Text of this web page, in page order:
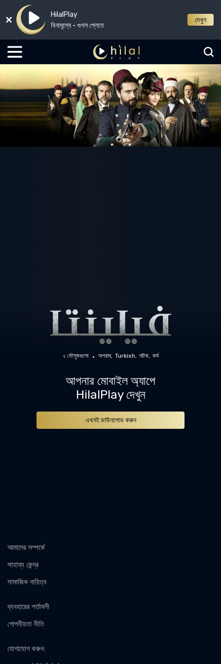
HilalPlay
বিনামূল্যে - গুগল প্লেতে
দেখুন
২ মৌসুমগুলো অপরাধ Turkish নাটক কর্ম
আপনার মোবাইল অ্যাপে
HilalPlay দেখুন
এখনই ডাউনলোড করুন
আমাদের সম্পর্কে
সাহায্য কেন্দ্র
সামাজিক দায়িত্ব
ব্যবহারের শর্তাবলী
গোপনীয়তা নীতি
যোগাযোগ করুন: